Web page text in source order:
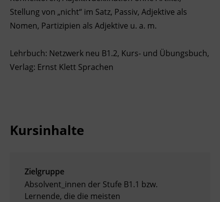
Stellung von „nicht“ im Satz, Passiv, Adjektive als
Nomen, Partizipien als Adjektive u. a. m.
Lehrbuch: Netzwerk neu B1.2, Kurs- und Übungsbuch,
Verlag: Ernst Klett Sprachen
Kursinhalte
Zielgruppe
Absolvent_innen der Stufe B1.1 bzw.
Lernende, die die meisten